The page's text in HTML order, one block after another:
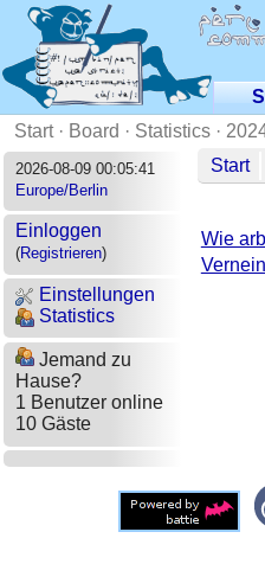
Start· Board · Statistics ·
2026-08-09 00:05:41
Europe/Berlin
Einloggen
(Registrieren)
Einstellungen
Statistics
Jemand zu
Hause?
1 Benutzer online
10 Gäste
Start
Wie